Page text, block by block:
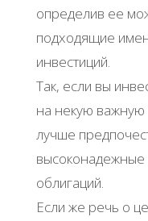
определив ее
подходящие
инвестиций.
Так, если вы
на некую важную
лучше
высоконадежные
облигаций.
Если же речь о